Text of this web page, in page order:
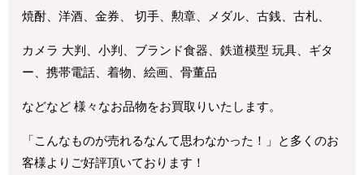
焼酎、洋酒、金券、 切手、勲章、メダル、古銭、古札、
カメラ 大判、小判、ブランド食器、鉄道模型 玩具、ギタ
ー、携帯電話、着物、絵画、骨董品
などなど 様々なお品物をお買取りいたします。
「こんなものが売れるなんて思わなかった！」と多くのお
客様よりご好評頂いております！